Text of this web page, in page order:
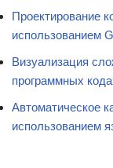
Проектирование
использованием
Визуализация
программных
Автоматическое
использованием